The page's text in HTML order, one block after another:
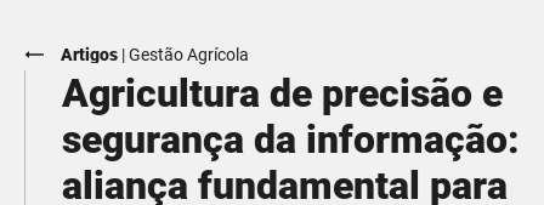
Artigos |Gestão Agrícola
Agricultura de precisão e
segurança da informação:
aliança fundamental para